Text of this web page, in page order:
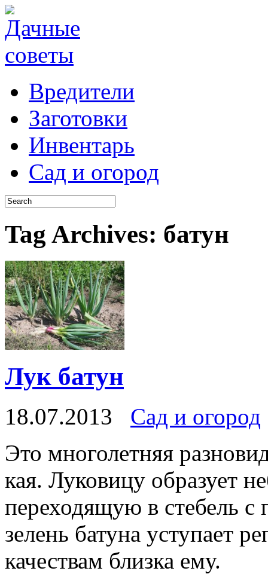
Вредители
Заготовки
Инвентарь
Сад и огород
Tag Archives: батун
Лук батун
18.07.2013
Сад и огород
Это многолетняя
кая. Луковицу образует
пере­ходящую в стебель
зелень батуна уступает
качествам близка ему.